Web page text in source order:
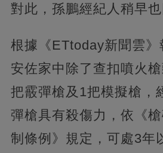
對此，孫鵬經紀人稍早也
根據《ETtoday新聞雲》
安佐家中除了查扣噴火
把霰彈槍及1把模擬槍，
彈槍具有殺傷力，依《
制條例》規定，可處3年